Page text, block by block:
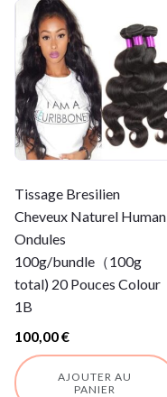
Tissage Bresilien
Cheveux Naturel Human
Ondules
100g/bundle（100g
total) 20 Pouces Colour
1B
100,00€
AJOUTER AU
PANIER